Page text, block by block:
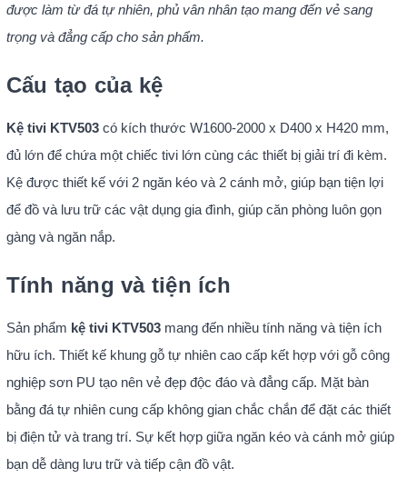
được làm từ đá tự nhiên, phủ vân nhân tạo mang đến vẻ sang
trọng và đẳng cấp cho sản phẩm.
Cấu tạo của kệ
Kệ tivi KTV503có kích thước W1600-2000 x D400 x H420 mm,
đủ lớn để chứa một chiếc tivi lớn cùng các thiết bị giải trí đi kèm.
Kệ được thiết kế với 2 ngăn kéo và 2 cánh mở, giúp bạn tiện lợi
để đồ và lưu trữ các vật dụng gia đình, giúp căn phòng luôn gọn
gàng và ngăn nắp.
Tính năng và tiện ích
Sản phẩm kệ tivi KTV503mang đến nhiều tính năng và tiện ích
hữu ích. Thiết kế khung gỗ tự nhiên cao cấp kết hợp với gỗ công
nghiệp sơn PU tạo nên vẻ đẹp độc đáo và đẳng cấp. Mặt bàn
bằng đá tự nhiên cung cấp không gian chắc chắn để đặt các thiết
bị điện tử và trang trí. Sự kết hợp giữa ngăn kéo và cánh mở giúp
bạn dễ dàng lưu trữ và tiếp cận đồ vật.